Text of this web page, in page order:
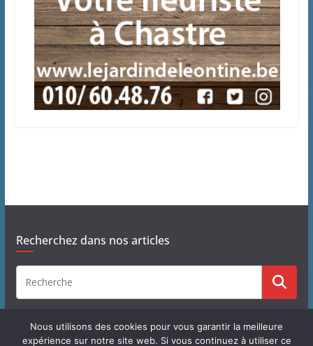
Recherchez dans nos articles
Nous utilisons des cookies pour vous garantir la meilleure
expérience sur notre site web. Si vous continuez à utiliser ce